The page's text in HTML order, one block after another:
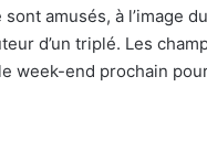
amusés, à l’image
d’un triplé. Les
week-end prochain